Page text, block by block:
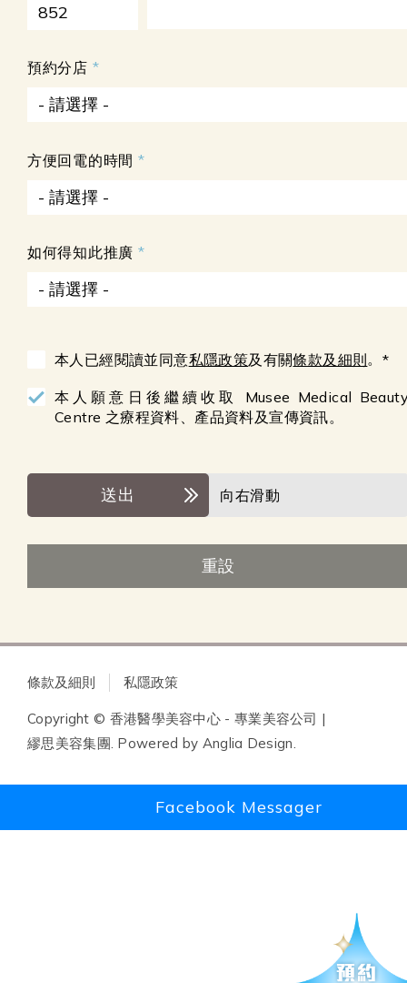
852
預約分店
- 請選擇 -
方便回電的時間
- 請選擇 -
如何得知此推廣
- 請選擇 -
本人已經閱讀並同意私隱政策及有關條款及細則。 *
本人願意日後繼續收取 Musee Medical
Centre 之療程資料、產品資料及宣傳資訊。
送出 向右滑動
重設
條款及細則 私隱政策
Copyright © 香港醫學美容中心 - 專業美容公司 |
繆思美容集團. Powered by Anglia Design.
Facebook Messager